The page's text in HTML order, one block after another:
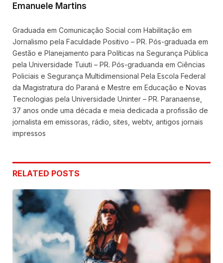
Emanuele Martins
Graduada em Comunicação Social com Habilitação em
Jornalismo pela Faculdade Positivo – PR. Pós-graduada em
Gestão e Planejamento para Políticas na Segurança Pública
pela Universidade Tuiuti – PR. Pós-graduanda em Ciências
Policiais e Segurança Multidimensional Pela Escola Federal
da Magistratura do Paraná e Mestre em Educação e Novas
Tecnologias pela Universidade Uninter – PR. Paranaense,
37 anos onde uma década e meia dedicada a profissão de
jornalista em emissoras, rádio, sites, webtv, antigos jornais
impressos
RELATED POSTS